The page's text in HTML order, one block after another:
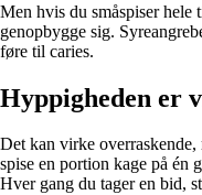
Men hvis du småspiser
genopbygge sig.
føre til caries.
Hyppigheden er
Det kan virke
spise en portion kage på én
Hver gang du tager en bid,